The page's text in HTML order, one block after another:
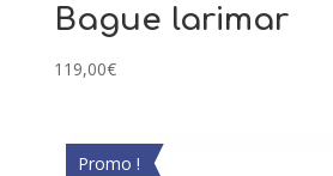
Bague larimar
119,00€
Promo !